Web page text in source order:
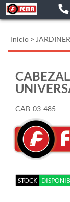
Inicio >
CAB-03-485
STOCK